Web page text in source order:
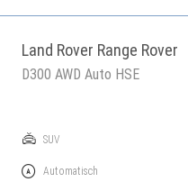
Land Rover Range Rover
D300 AWD Auto HSE
SUV
Automatisch